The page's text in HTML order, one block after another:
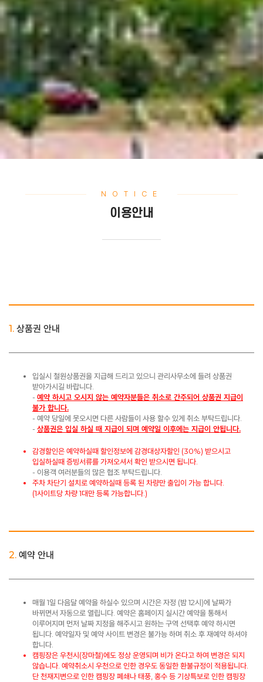
NOTICE
이용안내
1. 상품권 안내
입실시 철원상품권을 지급해 드리고 있으니 관리사무소에 들려 상품권
받아가시길 바랍니다.
-예약 하시고 오시지 않는 예약자분들은 취소로 간주되어 상품권 지급이
불가 합니다.
- 예약 당일에 못오시면 다른 사람들이 사용 할수 있게 취소 부탁드립니다.
-상품권은 입실 하실 때 지급이 되며 예약일 이후에는 지급이 안됩니다.
감경할인은 예약하실때 할인정보에 감경대상자할인 (30%) 받으시고
입실하실때 증빙서류를 가져오셔서 확인 받으시면 됩니다.
- 이용객 여러분들의 많은 협조 부탁드립니다.
주차 차단기 설치로 예약하실때 등록 된 차량만 출입이 가능 합니다.
(1사이트당 차량 1대만 등록 가능합니다.)
2. 예약 안내
매월 1일 다음달 예약을 하실수 있으며 시간은 자정 (밤 12시)에 날짜가
바뀌면서 자동으로 열립니다. 예약은 홈페이지 실시간 예약을 통해서
이루어지며 먼저 날짜 지정을 해주시고 원하는 구역 선택후 예약 하시면
됩니다. 예약일자 및 예약 사이트 변경은 불가능 하며 취소 후 재예약 하셔야
합니다.
캠핑장은 우천시(장마철)에도 정상 운영되며 비가 온다고 하여 변경은 되지
않습니다. 예약취소시 우천으로 인한 경우도 동일한 환불규정이 적용됩니다. ​
단 천재지변으로 인한 캠핑장 폐쇄나 태풍, 홍수 등 기상특보로 인한 캠핑장